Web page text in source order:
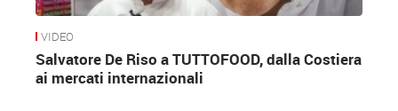
VIDEO
Salvatore De Riso a TUTTOFOOD, dalla Costiera
ai mercati internazionali